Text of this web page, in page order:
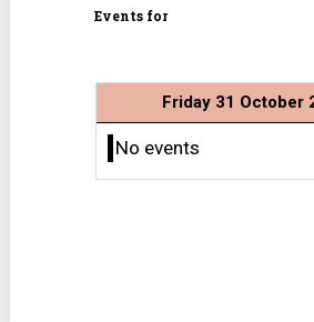
Events for
Friday 31 October
No events